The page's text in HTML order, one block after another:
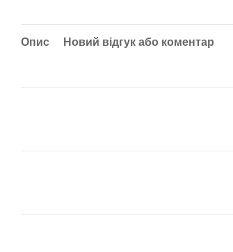
Опис Новий відгук або коментар